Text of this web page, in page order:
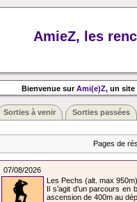
AmieZ, les
Bienvenue surAmi(e)Z, un site
Sorties à venir Sorties passées
Pages de
07/08/2026
Les Pechs (alt. max 950m)
Il s’agit d’un parcours
ascension de 400m au